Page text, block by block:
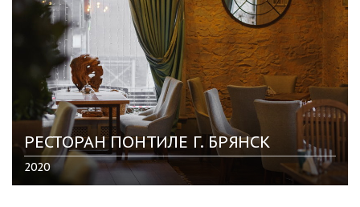
РЕСТОРАН ПОНТИЛЕ Г. БРЯНСК
2020